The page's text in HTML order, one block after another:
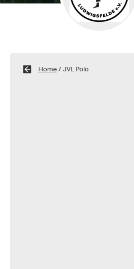
Home / JVL Polo